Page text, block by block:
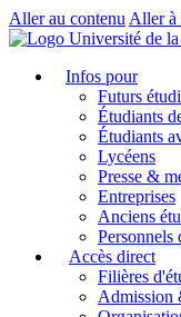
Aller au contenu Aller à
Infos pour
Futurs
Étudiants
Étudiants
Lycéens
Presse &
Entreprises
Anciens
Personnels
Accès direct
Filières
Admission